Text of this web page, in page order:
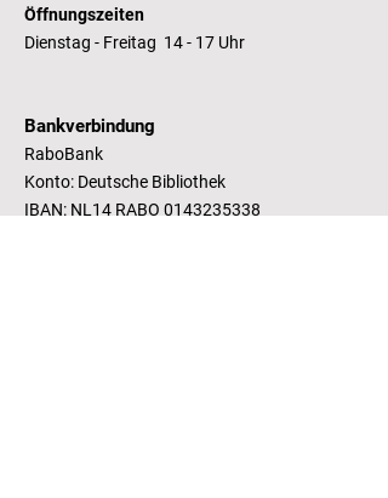
Öffnungszeiten
Dienstag - Freitag 14 - 17 Uhr
Bankverbindung
RaboBank
Konto: Deutsche Bibliothek
IBAN: NL14 RABO 0143235338